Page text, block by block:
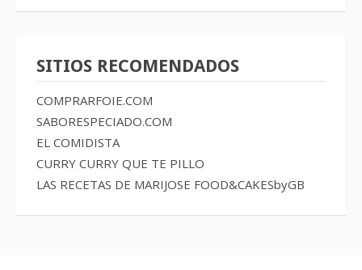
SITIOS RECOMENDADOS
COMPRARFOIE.COM
SABORESPECIADO.COM
EL COMIDISTA
CURRY CURRY QUE TE PILLO
LAS RECETAS DE MARIJOSE FOOD&CAKESbyGB